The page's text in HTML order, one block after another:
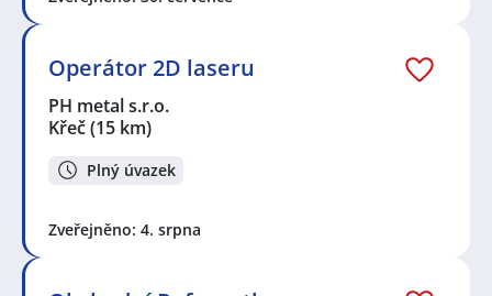
Operátor 2D laseru
PH metal s.r.o.
Křeč(15 km)
Plný úvazek
Zveřejněno: 4. srpna